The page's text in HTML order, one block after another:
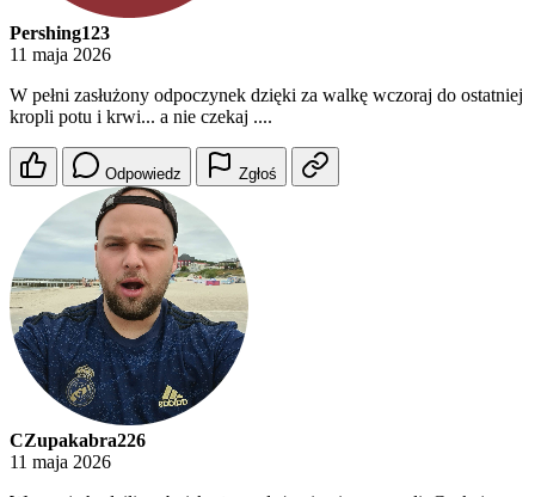
Pershing123
11 maja 2026
W pełni zasłużony odpoczynek dzięki za walkę wczoraj do ostatniej
kropli potu i krwi... a nie czekaj ....
Odpowiedz Zgłoś
CZupakabra226
11 maja 2026